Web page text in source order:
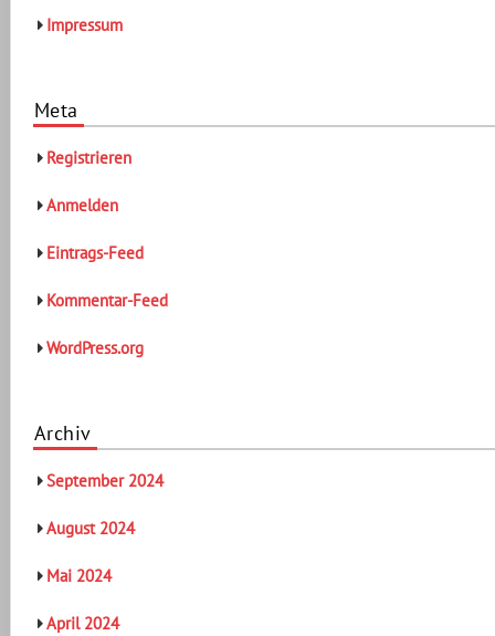
Impressum
Meta
Registrieren
Anmelden
Eintrags-Feed
Kommentar-Feed
WordPress.org
Archiv
September 2024
August 2024
Mai 2024
April 2024